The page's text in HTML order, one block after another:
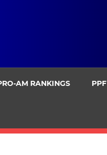
AM RANKINGS PPF